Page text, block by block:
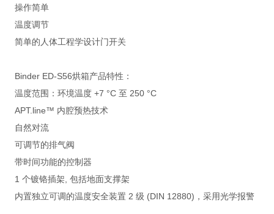
操作简单
温度调节
简单的人体工程学设计门开关
Binder ED-S56烘箱产品特性：
温度范围：环境温度 +7 °C 至 250 °C
APT.line™ 内腔预热技术
自然对流
可调节的排气阀
带时间功能的控制器
1 个镀铬插架, 包括地面支撑架
内置独立可调的温度安全装置 2 级 (DIN 12880)，采用光学报警